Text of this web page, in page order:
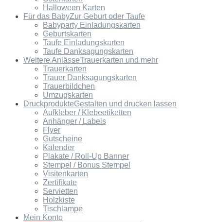
Halloween Karten
Für das BabyZur Geburt oder Taufe
Babyparty Einladungskarten
Geburtskarten
Taufe Einladungskarten
Taufe Danksagungskarten
Weitere AnlässeTrauerkarten und mehr
Trauerkarten
Trauer Danksagungskarten
Trauerbildchen
Umzugskarten
DruckprodukteGestalten und drucken lassen
Aufkleber / Klebeetiketten
Anhänger / Labels
Flyer
Gutscheine
Kalender
Plakate / Roll-Up Banner
Stempel / Bonus Stempel
Visitenkarten
Zertifikate
Servietten
Holzkiste
Tischlampe
Mein Konto